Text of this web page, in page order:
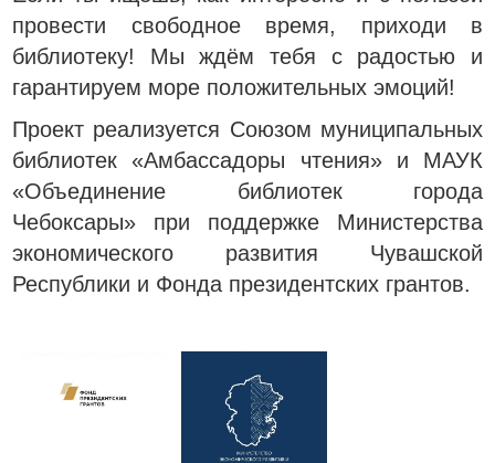
провести свободное время, приходи в
библиотеку! Мы ждём тебя с радостью и
гарантируем море положительных эмоций!
Проект реализуется Союзом муниципальных
библиотек «Амбассадоры чтения» и МАУК
«Объединение библиотек города
Чебоксары» при поддержке Министерства
экономического развития Чувашской
Республики и Фонда президентских грантов.